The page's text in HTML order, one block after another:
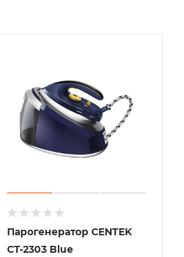
Парогенератор CENTEK
CT-2303 Blue